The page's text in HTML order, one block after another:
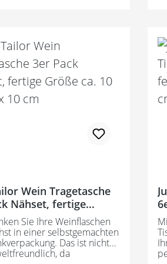
Nähanfänger fertige
Ergebnis mit
Look So
und
wählen
Schritt für Schritt befolgen
Ende 6 fertige Tischsets
Wein Tragetasche
Nähset, fertige
10 x 40,5 x 10 cm
Sie Ihre Weinflaschen
in einer selbstgemachten
Das ist nicht
da